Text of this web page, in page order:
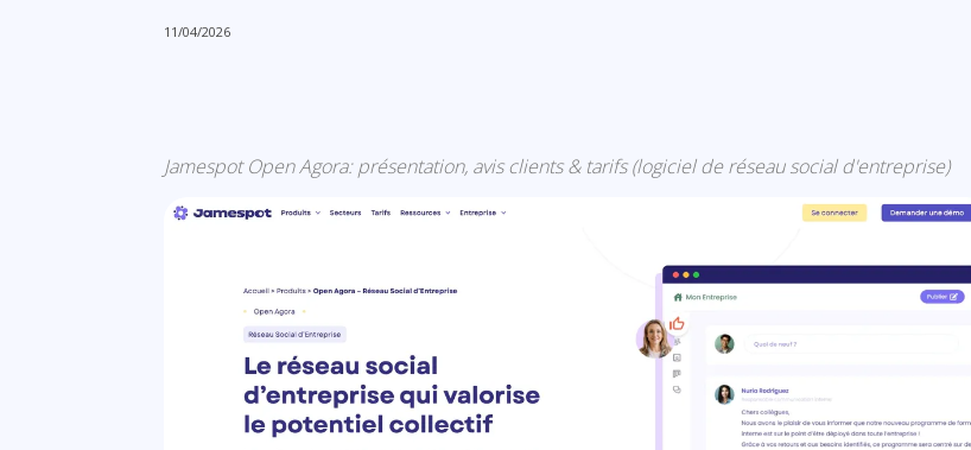
11/04/2026
Jamespot Open Agora: présentation, avis clients & tarifs (logiciel de réseau social d'entreprise)